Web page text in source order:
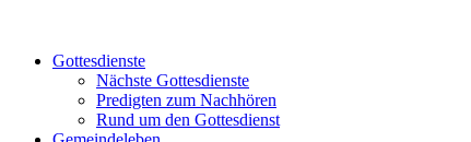
Gottesdienste
Nächste Gottesdienste
Predigten zum Nachhören
Rund um den Gottesdienst